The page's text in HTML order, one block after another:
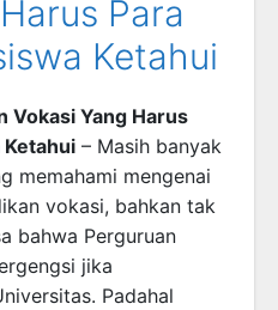
Para
Ketahui
Vokasi Yang Harus
Ketahui – Masih banyak
memahami mengenai
vokasi, bahkan tak
bahwa Perguruan
jika
Padahal